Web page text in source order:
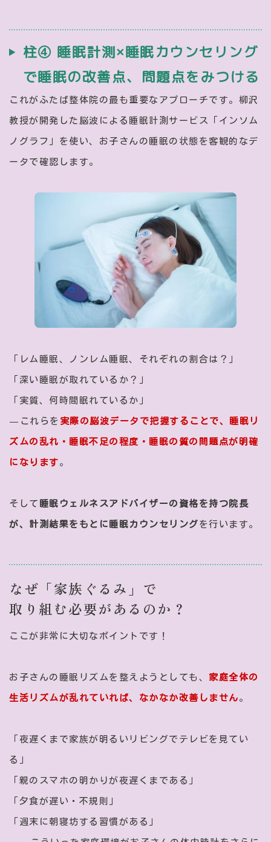
柱④ 睡眠計測×睡眠カウンセリング
で睡眠の改善点、問題点をみつける
これがふたば整体院の最も重要なアプローチです。柳沢
教授が開発した脳波による睡眠計測サービス「インソム
ノグラフ」を使い、お子さんの睡眠の状態を客観的なデ
ータで確認します。
「レム睡眠、ノンレム睡眠、それぞれの割合は？」
「深い睡眠が取れているか？」
「実質、何時間眠れているか」
—これらを 実際の脳波データで把握することで、睡眠リ
ズムの乱れ・睡眠不足の程度・睡眠の質の問題点が明確
になります。
そして 睡眠ウェルネスアドバイザーの資格を持つ院長
が、計測結果をもとに睡眠カウンセリングを行います。
なぜ「家族ぐるみ」で
取り組む必要があるのか？
ここが非常に大切なポイントです！
お子さんの睡眠リズムを整えようとしても、 家庭全体の
生活リズムが乱れていれば、なかなか改善しません。
「夜遅くまで家族が明るいリビングでテレビを見てい
る」
「親のスマホの明かりが夜遅くまである」
「夕食が遅い・不規則」
「週末に朝寝坊する習慣がある」